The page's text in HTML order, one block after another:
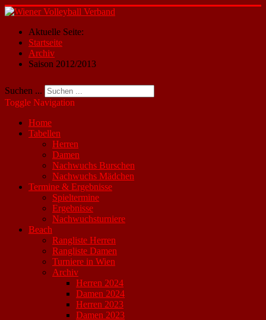
Aktuelle Seite:
Startseite
Archiv
Saison 2012/2013
Suchen ...
Toggle Navigation
Home
Tabellen
Herren
Damen
Nachwuchs Burschen
Nachwuchs Mädchen
Termine & Ergebnisse
Spieltermine
Ergebnisse
Nachwuchsturniere
Beach
Rangliste Herren
Rangliste Damen
Turniere in Wien
Archiv
Herren 2024
Damen 2024
Herren 2023
Damen 2023